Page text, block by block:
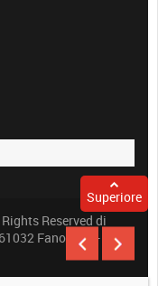
Rights Reserved di
Fano (PU) -
Superiore